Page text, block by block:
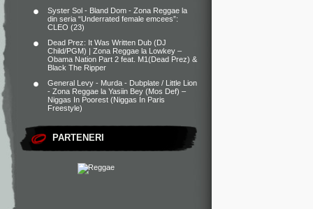
Syster Sol - Bland Dom - Zona Reggae la
din seria “Underrated female emcees”:
CLEO (23)
Dead Prez: It Was Written Dub (DJ
Child/PGM) | Zona Reggae la Lowkey –
Obama Nation Part 2 feat. M1(Dead Prez) &
Black The Ripper
General Levy - Murda - Dubplate / Little Lion
- Zona Reggae la Yasiin Bey (Mos Def) –
Niggas In Poorest (Niggas In Paris
Freestyle)
PARTENERI